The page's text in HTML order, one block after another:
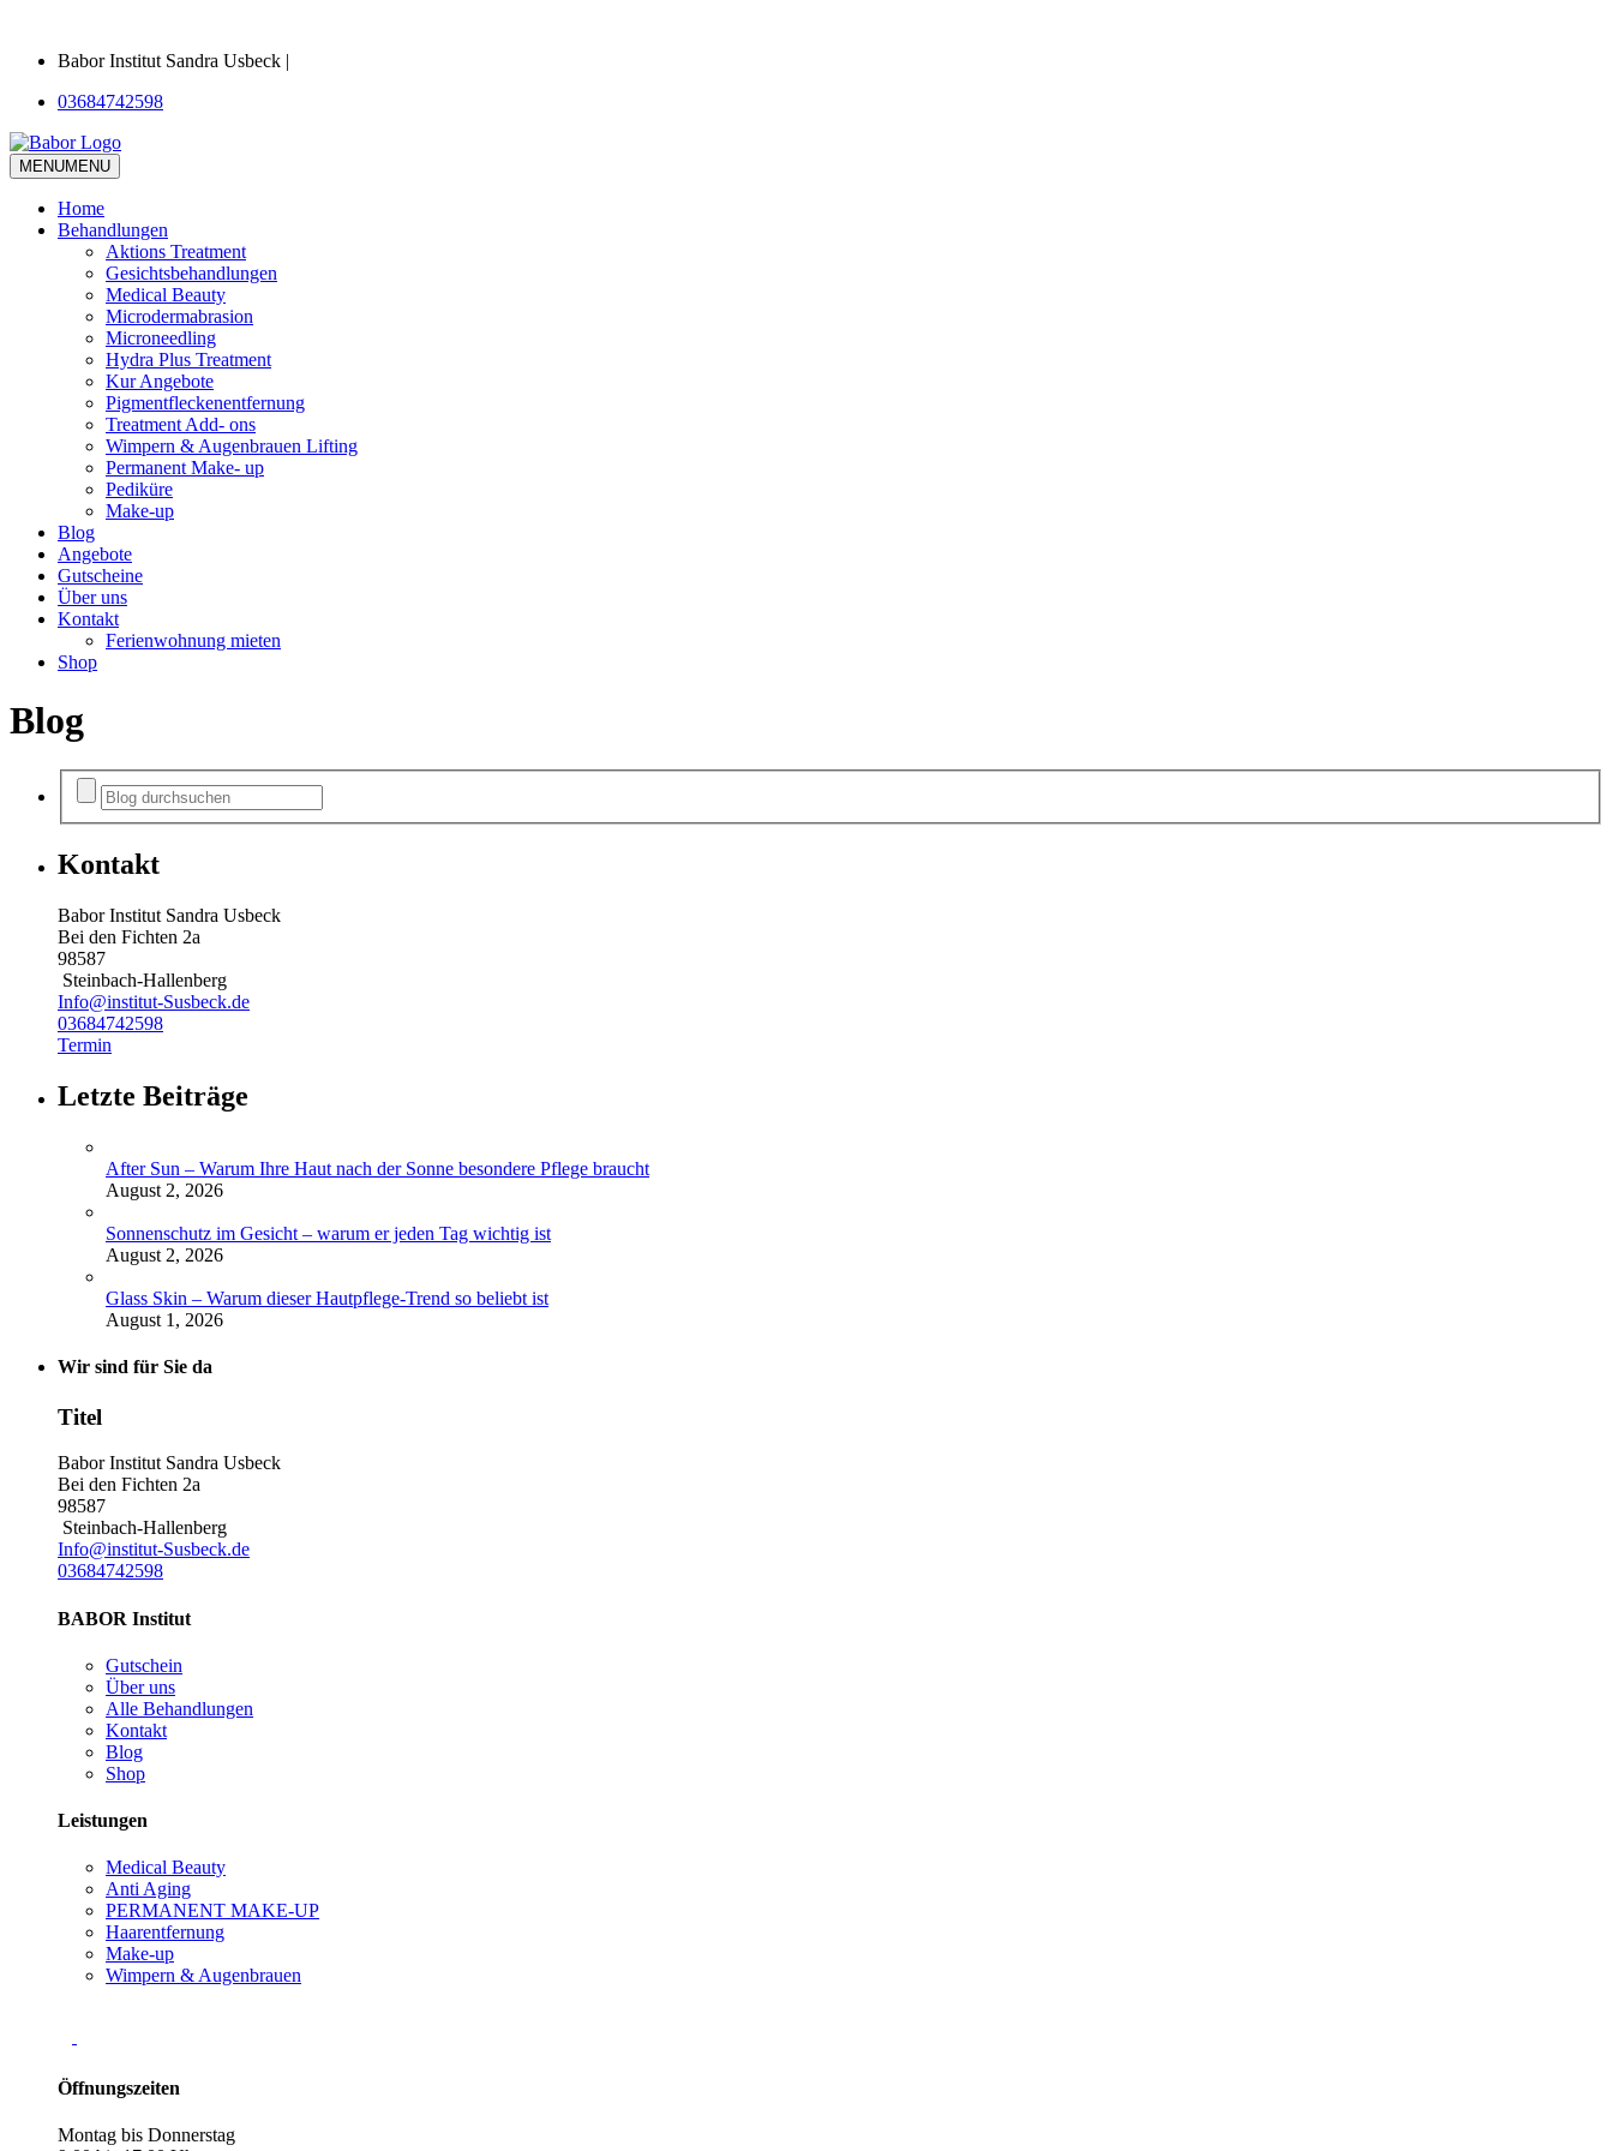
Babor Institut Sandra Usbeck |
03684742598
MENUMENU
Home
Behandlungen
Aktions Treatment
Gesichtsbehandlungen
Medical Beauty
Microdermabrasion
Microneedling
Hydra Plus Treatment
Kur Angebote
Pigmentfleckenentfernung
Treatment Add- ons
Wimpern & Augenbrauen Lifting
Permanent Make- up
Pediküre
Make-up
Blog
Angebote
Gutscheine
Über uns
Kontakt
Ferienwohnung mieten
Shop
Blog
Kontakt
Babor Institut Sandra Usbeck
Bei den Fichten 2a
98587
Steinbach-Hallenberg
Info@institut-Susbeck.de
03684742598
Termin
Letzte Beiträge
After Sun – Warum Ihre Haut nach der Sonne besondere Pflege braucht
August 2, 2026
Sonnenschutz im Gesicht – warum er jeden Tag wichtig ist
August 2, 2026
Glass Skin – Warum dieser Hautpflege-Trend so beliebt ist
August 1, 2026
Wir sind für Sie da
Titel
Babor Institut Sandra Usbeck
Bei den Fichten 2a
98587
Steinbach-Hallenberg
Info@institut-Susbeck.de
03684742598
BABOR Institut
Gutschein
Über uns
Alle Behandlungen
Kontakt
Blog
Shop
Leistungen
Medical Beauty
Anti Aging
PERMANENT MAKE-UP
Haarentfernung
Make-up
Wimpern & Augenbrauen
Öffnungszeiten
Montag bis Donnerstag